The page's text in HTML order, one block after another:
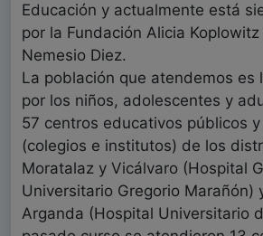
Educación y actualmente está
por la Fundación Alicia
Nemesio Diez.
La población que atendemos es
por los niños, adolescentes y
57 centros educativos públicos
(colegios e institutos) de los
Moratalaz y Vicálvaro (Hospital
Universitario Gregorio Marañón)
Arganda (Hospital Universitario